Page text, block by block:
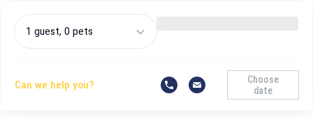
1 guest, 0 pets
Can we help you?
Choose
date